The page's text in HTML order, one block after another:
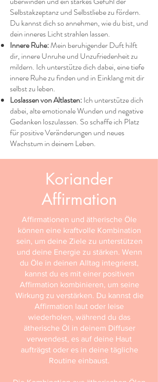
Selbstakzeptanz und Selbstliebe zu fördern.
Du kannst dich so annehmen, wie du bist, und
dein inneres Licht strahlen lassen.
Innere Ruhe:Mein beruhigender Duft hilft
dir, innere Unruhe und Unzufriedenheit zu
mildern. Ich unterstütze dich dabei, eine tiefe
innere Ruhe zu finden und in Einklang mit dir
selbst zu leben.
Loslassen von Altlasten:Ich unterstütze dich
dabei, alte emotionale Wunden und negative
Gedanken loszulassen. So schaffe ich Platz
für positive Veränderungen und neues
Wachstum in deinem Leben.
Koriander
Affirmation
Affirmationen und ätherische Öle
können eine kraftvolle Kombination
sein, um deine Ziele zu unterstützen
und deine Energie zu stärken. Wenn
du Öle in deinen Alltag integrierst,
kannst du es mit einer positiven
Affirmation kombinieren, um seine
Wirkung zu verstärken. Du kannst die
Affirmation laut oder leise
wiederholen, während du das
ätherische Öl in deinem Diffuser
verwendest, es auf deine Haut
aufträgst oder es in deine tägliche
Routine einbaust.